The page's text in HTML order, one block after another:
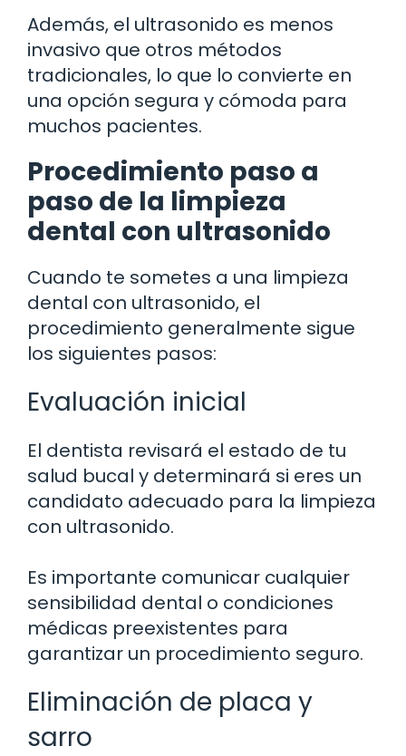
Además, el ultrasonido es menos
invasivo que otros métodos
tradicionales, lo que lo convierte en
una opción segura y cómoda para
muchos pacientes.
Procedimiento paso a
paso de la limpieza
dental con ultrasonido
Cuando te sometes a una limpieza
dental con ultrasonido, el
procedimiento generalmente sigue
los siguientes pasos:
Evaluación inicial
El dentista revisará el estado de tu
salud bucal y determinará si eres un
candidato adecuado para la limpieza
con ultrasonido.
Es importante comunicar cualquier
sensibilidad dental o condiciones
médicas preexistentes para
garantizar un procedimiento seguro.
Eliminación de placa y
sarro